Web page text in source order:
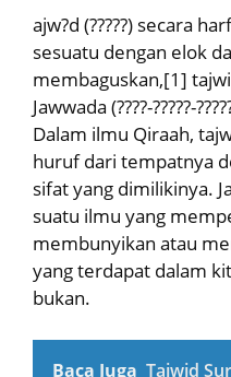
ajw?d (?????) secara
sesuatu dengan elok
membaguskan,[1]
Jawwada (????-?????-
Dalam ilmu Qiraah,
huruf dari tempatnya
sifat yang dimilikinya.
suatu ilmu yang
membunyikan atau
yang terdapat dalam
bukan.
Baca Juga Tajwid